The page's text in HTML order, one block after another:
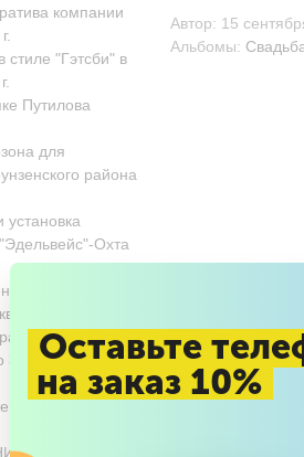
компании
стиле "Гэтсби" в
Путилова
для
района
Охта
Новогоднего
17.12.2024 г.
в банкетном
360". 17.12.2024
"Вдохновение"
Бц "8
Автор: 15
Альбомы:
Оставьте
на заказ 10%